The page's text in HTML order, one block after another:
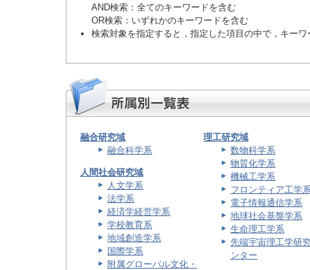
AND検索：全てのキーワードを含む
OR検索：いずれかのキーワードを含む
検索対象を指定すると，指定した項目の中で，キー
融合研究域
融合科学系
人間社会研究域
人文学系
法学系
経済学経営学系
学校教育系
地域創造学系
国際学系
附属グローバル文化・
理工研究域
数物科学系
物質化学系
機械工学系
フロンティア工学
電子情報通信学系
地球社会基盤学系
生命理工学系
先端宇宙理工学研
ンター